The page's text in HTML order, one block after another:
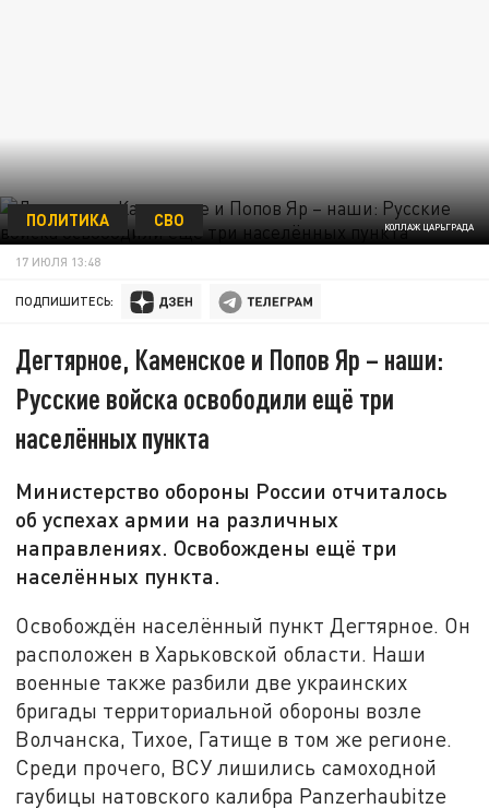
КОЛЛАЖ ЦАРЬГРАДА
ПОЛИТИКА СВО
17 ИЮЛЯ 13:48
ПОДПИШИТЕСЬ:
Дегтярное, Каменское и Попов Яр – наши:
Русские войска освободили ещё три
населённых пункта
Министерство обороны России отчиталось
об успехах армии на различных
направлениях. Освобождены ещё три
населённых пункта.
Освобождён населённый пункт Дегтярное. Он
расположен в Харьковской области. Наши
военные также разбили две украинских
бригады территориальной обороны возле
Волчанска, Тихое, Гатище в том же регионе.
Среди прочего, ВСУ лишились самоходной
гаубицы натовского калибра Panzerhaubitze